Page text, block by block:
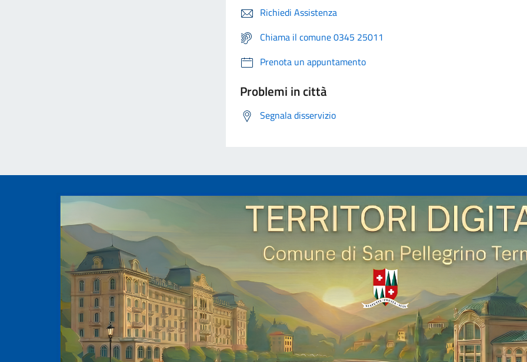
Richiedi Assistenza
Chiama il comune 0345 25011
Prenota un appuntamento
Problemi in città
Segnala disservizio